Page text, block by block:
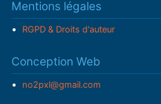
Mentions légales
RGPD & Droits d'auteur
Conception Web
no2pxl@gmail.com